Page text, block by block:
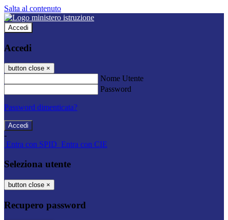
Salta al contenuto
Accedi
Accedi
button close ×
Nome Utente
Password
Password dimenticata?
-
Entra con SPID Entra con CIE
Seleziona utente
button close ×
Recupero password